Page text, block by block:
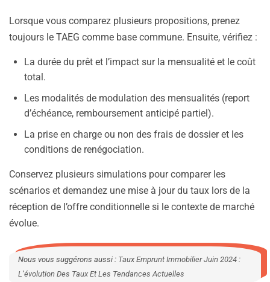
Lorsque vous comparez plusieurs propositions, prenez
toujours le TAEG comme base commune. Ensuite, vérifiez :
La durée du prêt et l’impact sur la mensualité et le coût
total.
Les modalités de modulation des mensualités (report
d’échéance, remboursement anticipé partiel).
La prise en charge ou non des frais de dossier et les
conditions de renégociation.
Conservez plusieurs simulations pour comparer les
scénarios et demandez une mise à jour du taux lors de la
réception de l’offre conditionnelle si le contexte de marché
évolue.
Nous vous suggérons aussi : Taux Emprunt Immobilier Juin 2024 :
L’évolution Des Taux Et Les Tendances Actuelles